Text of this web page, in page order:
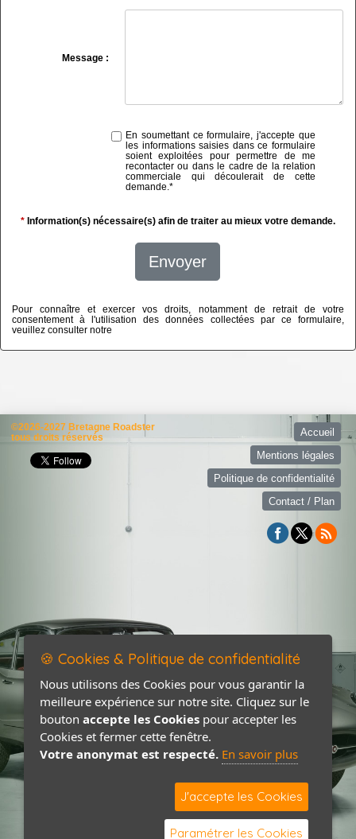
Message :
En soumettant ce formulaire, j'accepte que
les informations saisies dans ce formulaire
soient exploitées pour permettre de me
recontacter ou dans le cadre de la relation
commerciale qui découlerait de cette
demande.*
* Information(s) nécessaire(s) afin de traiter au mieux votre demande.
Envoyer
Pour connaître et exercer vos droits, notamment de retrait de votre
consentement à l'utilisation des données collectées par ce formulaire,
veuillez consulter notre
©2026-2027 Bretagne Roadster
tous droits réservés
Accueil
Mentions légales
Politique de confidentialité
Contact / Plan
🍪 Cookies & Politique de confidentialité
Nous utilisons des Cookies pour vous garantir la
meilleure expérience sur notre site. Cliquez sur le
bouton accepte les Cookies pour accepter les
Cookies et fermer cette fenêtre.
Votre anonymat est respecté. En savoir plus
J'accepte les Cookies
Paramétrer les Cookies